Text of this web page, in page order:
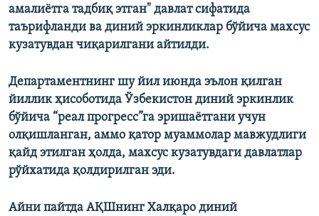
амалиётга тадбиқ этган" давлат сифатида
таърифланди ва диний эркинликлар бўйича махсус
кузатувдан чиқарилгани айтилди.
Департаментнинг шу йил июнда эълон қилган
йиллик ҳисоботида Ўзбекистон диний эркинлик
бўйича “реал прогресс”га эришаётгани учун
олқишланган, аммо қатор муаммолар мавжудлиги
қайд этилган ҳолда, махсус кузатувдаги давлатлар
рўйхатида қолдирилган эди.
Айни пайтда АҚШнинг Халқаро диний